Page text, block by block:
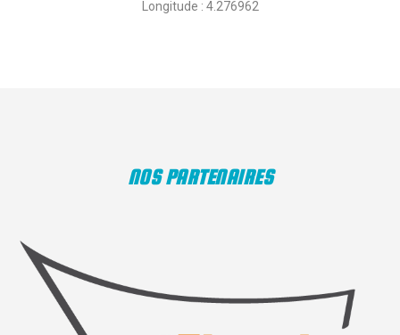
Longitude : 4.276962
NOS PARTENAIRES